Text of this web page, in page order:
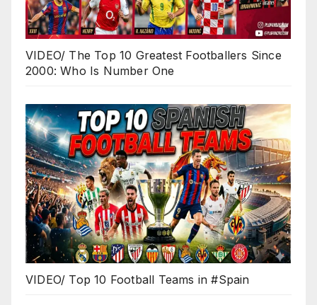
VIDEO/ The Top 10 Greatest Footballers Since
2000: Who Is Number One
VIDEO/ Top 10 Football Teams in #Spain